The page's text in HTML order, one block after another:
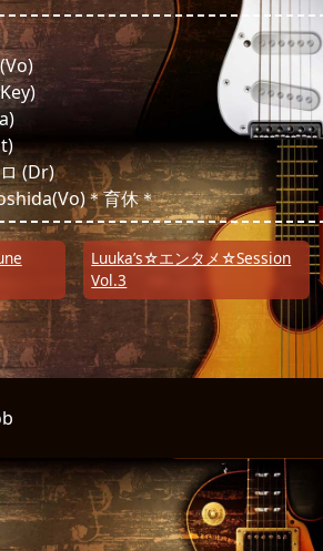
(Dr)
＊育休＊
ションLuuka’s☆エンタメ☆Session
Vol.3